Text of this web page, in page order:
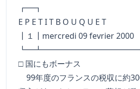
E P E T I T B O U Q U E T
┃１┃mercredi 09 fevrier 2000
□ 国にもボーナス
99年度のフランスの税収に約